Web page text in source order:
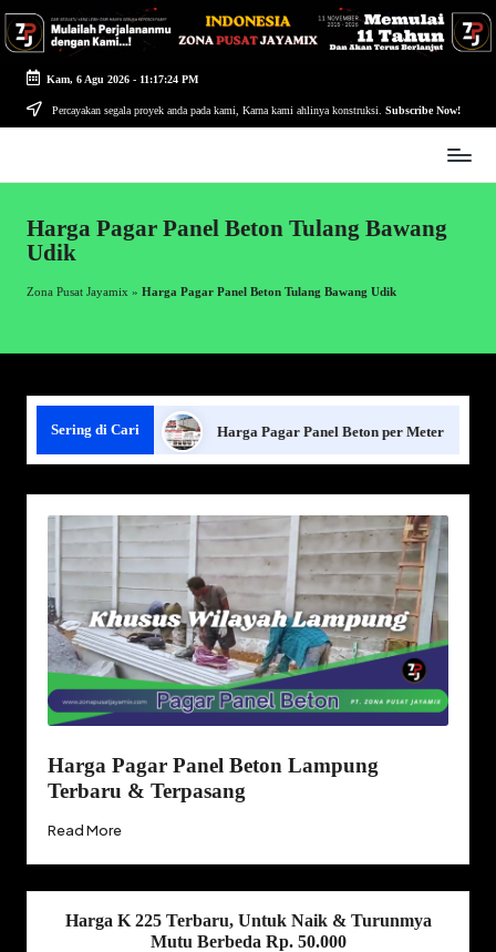
Skip
content
Kam, 6 Agu 2026- 11:17:25 PM
Percayakan segala proyek anda pada kami, Karna kami ahlinya konstruksi. Subscribe Now!
-
Ahlinya
Konstruksi
Harga Pagar Panel Beton Tulang Bawang
Udik
Zona Pusat Jayamix » Harga Pagar Panel Beton Tulang Bawang Udik
Sering di Cari
Panel Beton Harga Pagar Panel Beton per Meter
Harga Pagar Panel Beton Lampung
Terbaru & Terpasang
Read More
Harga K 225 Terbaru, Untuk Naik & Turunmya
Mutu Berbeda Rp. 50.000